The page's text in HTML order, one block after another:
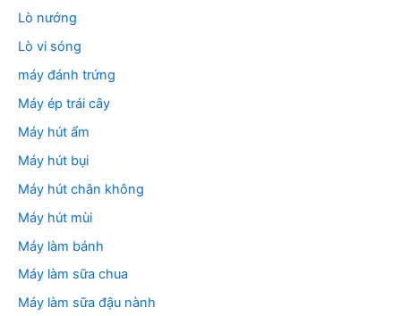
Lò nướng
Lò vi sóng
máy đánh trứng
Máy ép trái cây
Máy hút ẩm
Máy hút bụi
Máy hút chân không
Máy hút mùi
Máy làm bánh
Máy làm sữa chua
Máy làm sữa đậu nành